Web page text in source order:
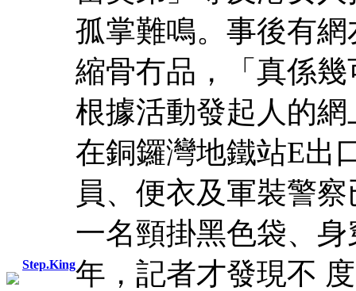
Step.King
孤掌難鳴。事後有
縮骨冇品，「真係
根據活動發起人的
在銅鑼灣地鐵站E出
員、便衣及軍裝警
一名頸掛黑色袋、
年，記者才發現不